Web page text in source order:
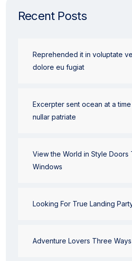
Recent Posts
Reprehended it in voluptate
dolore eu fugiat
Excerpter sent ocean at a
nullar patriate
View the World in Style Doors
Windows
Looking For True Landing
Adventure Lovers Three